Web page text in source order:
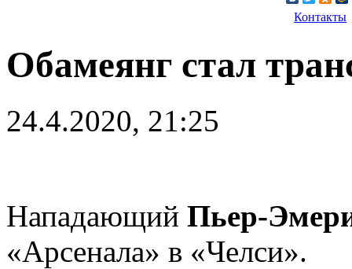
Контакты
Обамеянг стал
24.4.2020, 21:25
Нападающий Пьер-
«Арсенала» в «Челси».